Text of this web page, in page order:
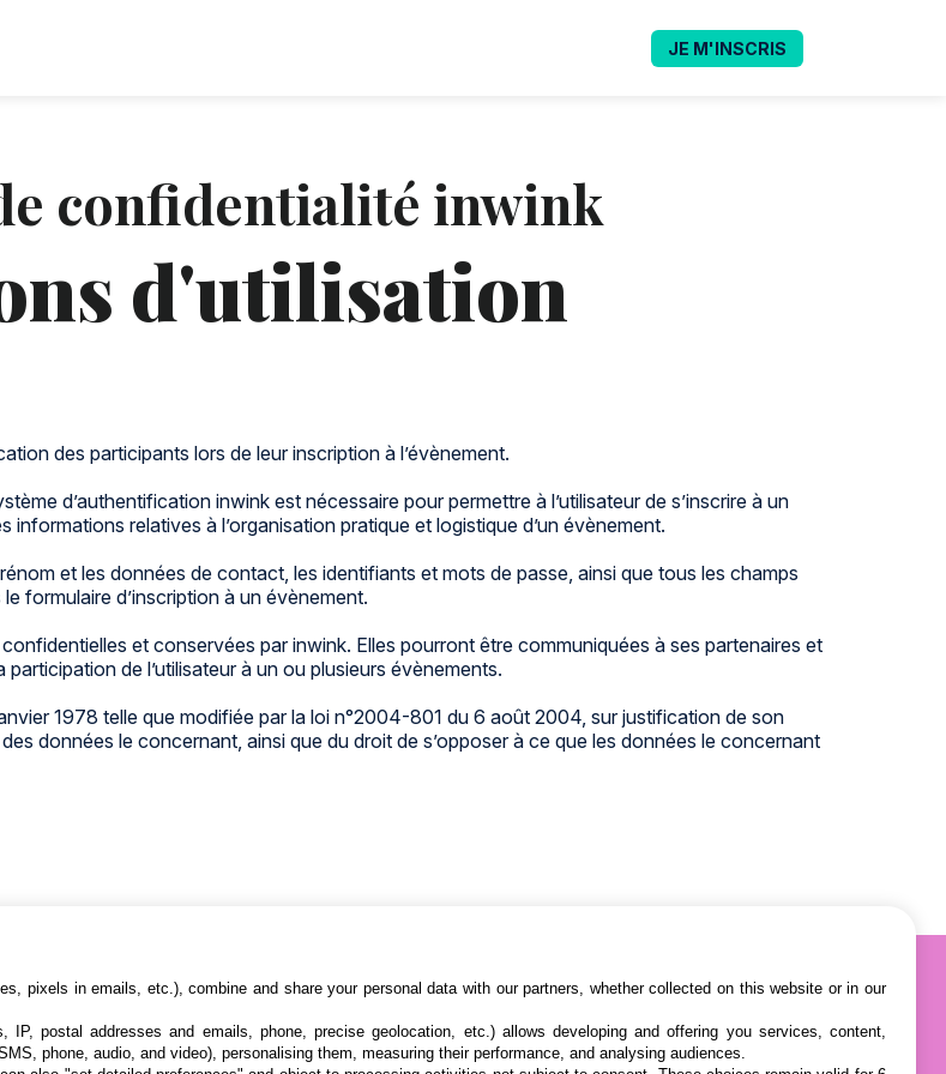
JE M'INSCRIS
confidentialité inwink
d'utilisation
des participants lors de leur inscription à l’évènement.
d’authentification inwink est nécessaire pour permettre à l’utilisateur de s’inscrire à un
relatives à l’organisation pratique et logistique d’un évènement.
et les données de contact, les identifiants et mots de passe, ainsi que tous les champs
formulaire d’inscription à un évènement.
et conservées par inwink. Elles pourront être communiquées à ses partenaires et
de l’utilisateur à un ou plusieurs évènements.
1978 telle que modifiée par la loi n°2004-801 du 6 août 2004, sur justification de son
données le concernant, ainsi que du droit de s’opposer à ce que les données le concernant
pixels in emails, etc.), combine and share your personal data with our partners, whether collected on this website or in our
IP, postal addresses and emails, phone, precise geolocation, etc.) allows developing and offering you services, content,
phone, audio, and video), personalising them, measuring their performance, and analysing audiences.